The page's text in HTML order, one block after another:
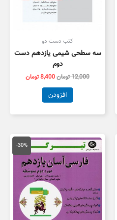
کتب دست دو
سه سطحی شیمی یازدهم دست
دوم
12,000تومان8,400تومان
افزودن
11,200 تومان
-30%
قیمت
اصلی
20,000 تومان
بود.
قیمت
فعلی
است.